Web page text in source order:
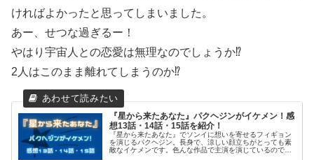
ければよかったと思ってしまいました。
あー、せつな過ぎるー！
やはり宇宙人との恋愛は無理なのでしょうか⁉
2人はこのまま離れてしまうのか⁉
『星から来たあなた』パクヘジンがイケメン！感
想13話・14話・15話を紹介！
『星から来たあなた』でソンイに想いを寄せるフィギョン
を演じるパクヘジン。長身で、涼しい顔立ちがとっても素
敵なイケメンです。色んな作品で主演を演じているので、